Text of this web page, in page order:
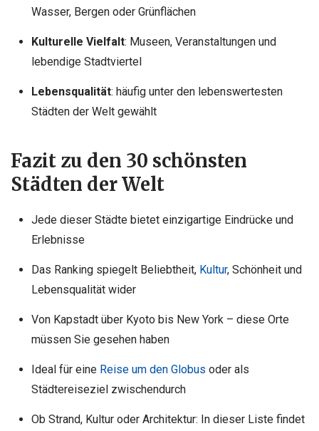
Wasser, Bergen oder Grünflächen
Kulturelle Vielfalt: Museen, Veranstaltungen und
lebendige Stadtviertel
Lebensqualität: häufig unter den lebenswertesten
Städten der Welt gewählt
Fazit zu den 30 schönsten
Städten der Welt
Jede dieser Städte bietet einzigartige Eindrücke und
Erlebnisse
Das Ranking spiegelt Beliebtheit, Kultur, Schönheit und
Lebensqualität wider
Von Kapstadt über Kyoto bis New York – diese Orte
müssen Sie gesehen haben
Ideal für eine Reise um den Globus oder als
Städtereiseziel zwischendurch
Ob Strand, Kultur oder Architektur: In dieser Liste findet